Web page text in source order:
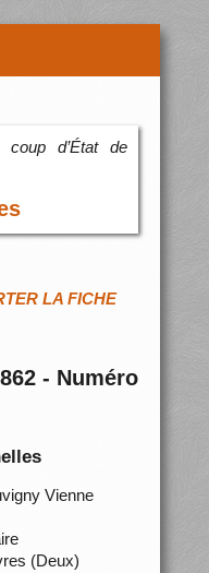
d’État de
LA FICHE
- Numéro
Vienne
(Deux)